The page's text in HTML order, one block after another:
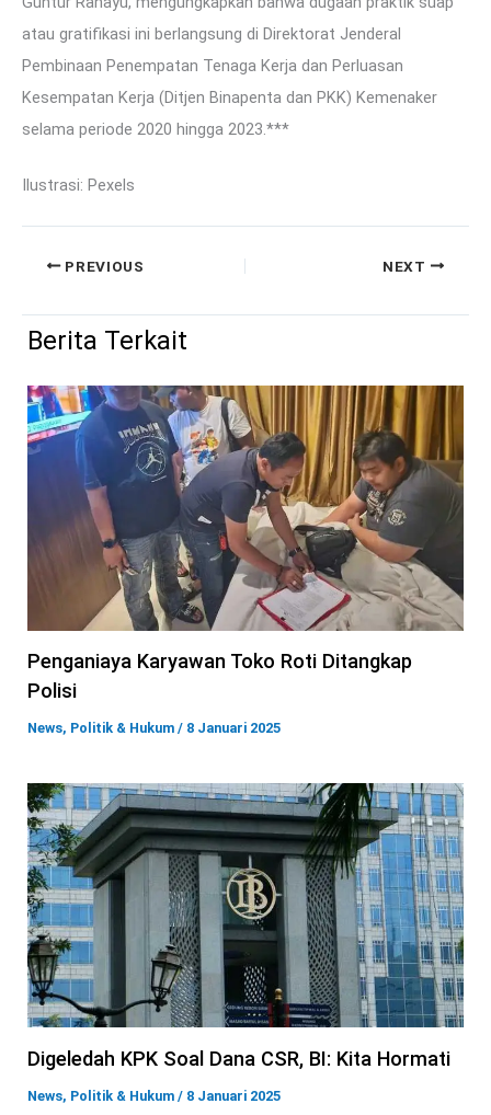
atau gratifikasi ini berlangsung di Direktorat Jenderal
Pembinaan Penempatan Tenaga Kerja dan Perluasan
Kesempatan Kerja (Ditjen Binapenta dan PKK) Kemenaker
selama periode 2020 hingga 2023.***
Ilustrasi: Pexels
PREVIOUS NEXT
Berita Terkait
Penganiaya Karyawan Toko Roti Ditangkap
Polisi
News, Politik & Hukum / 8 Januari 2025
Digeledah KPK Soal Dana CSR, BI: Kita Hormati
News, Politik & Hukum / 8 Januari 2025